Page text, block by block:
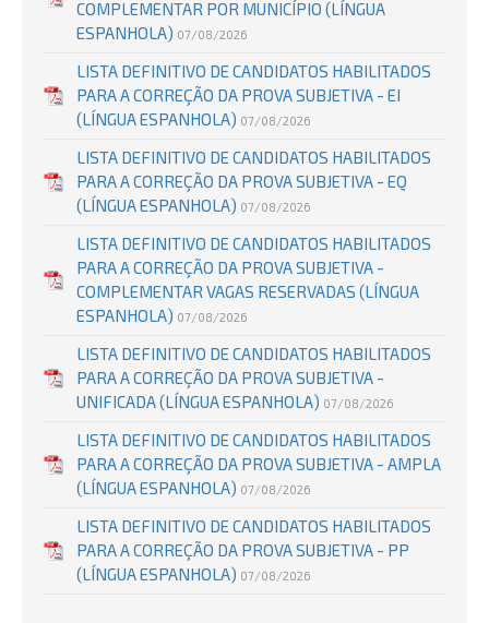
COMPLEMENTAR POR MUNICÍPIO (LÍNGUA
ESPANHOLA) 07/08/2026
LISTA DEFINITIVO DE CANDIDATOS HABILITADOS
PARA A CORREÇÃO DA PROVA SUBJETIVA - EI
(LÍNGUA ESPANHOLA) 07/08/2026
LISTA DEFINITIVO DE CANDIDATOS HABILITADOS
PARA A CORREÇÃO DA PROVA SUBJETIVA - EQ
(LÍNGUA ESPANHOLA) 07/08/2026
LISTA DEFINITIVO DE CANDIDATOS HABILITADOS
PARA A CORREÇÃO DA PROVA SUBJETIVA -
COMPLEMENTAR VAGAS RESERVADAS (LÍNGUA
ESPANHOLA) 07/08/2026
LISTA DEFINITIVO DE CANDIDATOS HABILITADOS
PARA A CORREÇÃO DA PROVA SUBJETIVA -
UNIFICADA (LÍNGUA ESPANHOLA) 07/08/2026
LISTA DEFINITIVO DE CANDIDATOS HABILITADOS
PARA A CORREÇÃO DA PROVA SUBJETIVA - AMPLA
(LÍNGUA ESPANHOLA) 07/08/2026
LISTA DEFINITIVO DE CANDIDATOS HABILITADOS
PARA A CORREÇÃO DA PROVA SUBJETIVA - PP
(LÍNGUA ESPANHOLA) 07/08/2026